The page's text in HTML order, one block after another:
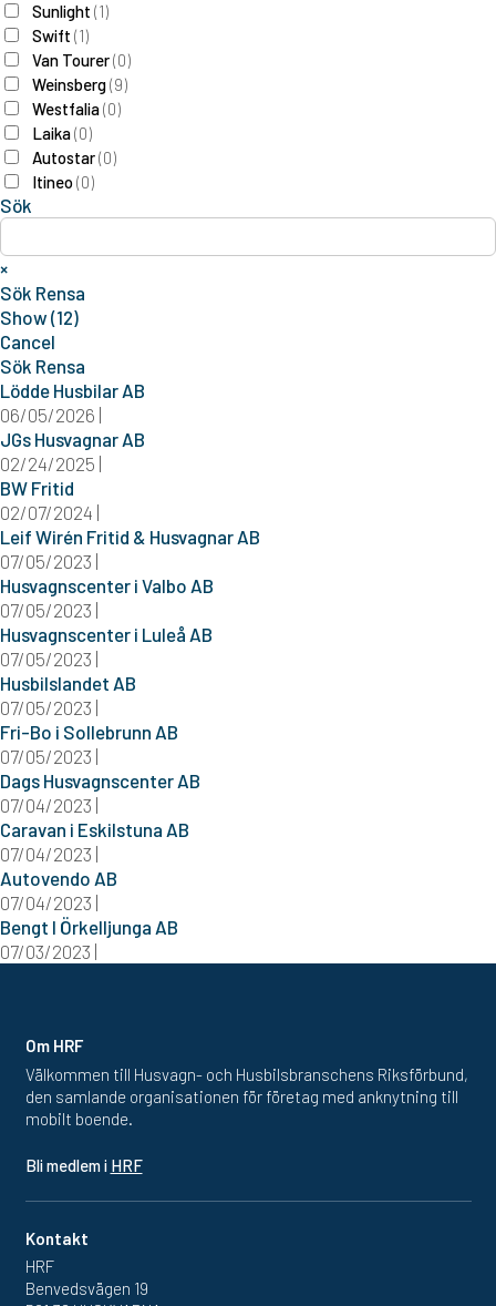
Sunlight (1)
Swift (1)
Van Tourer(0)
Weinsberg(9)
Westfalia(0)
Laika(0)
Autostar(0)
Itineo(0)
Sök
×
Sök Rensa
Show (12)
Cancel
Sök Rensa
Lödde Husbilar AB
06/05/2026 |
JGs Husvagnar AB
02/24/2025 |
BW Fritid
02/07/2024 |
Leif Wirén Fritid & Husvagnar AB
07/05/2023 |
Husvagnscenter i Valbo AB
07/05/2023 |
Husvagnscenter i Luleå AB
07/05/2023 |
Husbilslandet AB
07/05/2023 |
Fri-Bo i Sollebrunn AB
07/05/2023 |
Dags Husvagnscenter AB
07/04/2023 |
Caravan i Eskilstuna AB
07/04/2023 |
Autovendo AB
07/04/2023 |
Bengt I Örkelljunga AB
07/03/2023 |
Om HRF
Välkommen till Husvagn- och Husbilsbranschens Riksförbund,
den samlande organisationen för företag med anknytning till
mobilt boende.
Bli medlem i HRF
Kontakt
HRF
Benvedsvägen 19